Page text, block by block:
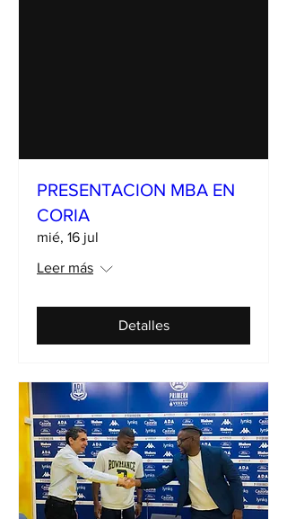
PRESENTACION MBA EN
CORIA
mié, 16 jul
Leer más
Detalles